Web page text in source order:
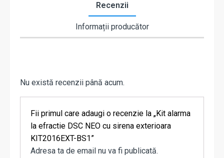
Recenzii
Informații producător
Nu există recenzii până acum.
Fii primul care adaugi o recenzie la „Kit alarma
la efractie DSC NEO cu sirena exterioara
KIT2016EXT-BS1”
Adresa ta de email nu va fi publicată.